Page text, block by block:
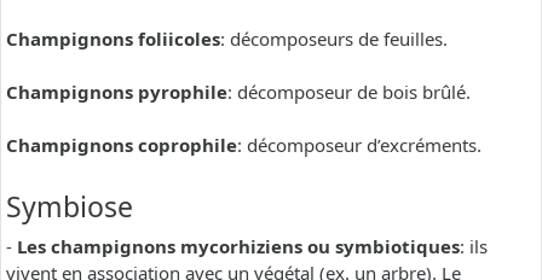
Champignons foliicoles: décomposeurs de feuilles.
Champignons pyrophile: décomposeur de bois brûlé.
Champignons coprophile: décomposeur d’excréments.
Symbiose
- Les champignons mycorhiziens ou symbiotiques: ils
vivent en association avec un végétal (ex. un arbre). Le